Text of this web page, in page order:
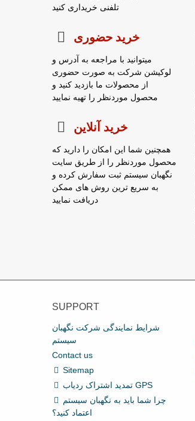
تلفنی خریداری کنید
خرید حضوری
میتوانید با مراجعه به آدرس و
لوکیشن شرکت به صورت حضوری
از محصولات ما بازدید کنید و
محصول موردنظر را تهیه نمایید
خرید آنلاین
همچنین شما این امکان را دارید که
محصول موردنظر را از طریق سایت
نگهبان سیستم ثبت سفارش کرده و
به سریع ترین روش های ممکن
دریافت نمایید
SUPPORT
شرایط نمایندگی شرکت نگهبان
سیستم
Contact us
Sitemap
تمدید اشتراک ردیاب GPS
چرا شما باید به نگهبان سیستم
اعتماد کنید؟